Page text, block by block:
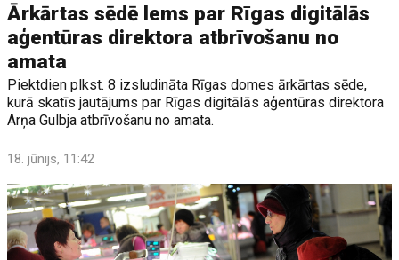
Ārkārtas sēdē lems par Rīgas digitālās
aģentūras direktora atbrīvošanu no
amata
Piektdien plkst. 8 izsludināta Rīgas domes ārkārtas sēde,
kurā skatīs jautājums par Rīgas digitālās aģentūras direktora
Arņa Gulbja atbrīvošanu no amata.
18. jūnijs, 11:42